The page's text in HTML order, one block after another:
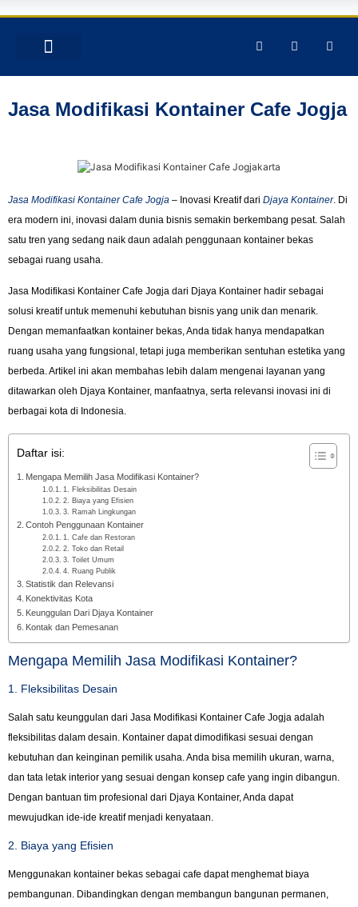
Jasa Modifikasi Kontainer Cafe Jogja
Jasa Modifikasi Kontainer Cafe Jogja – Inovasi Kreatif dari Djaya Kontainer. Di
era modern ini, inovasi dalam dunia bisnis semakin berkembang pesat. Salah
satu tren yang sedang naik daun adalah penggunaan kontainer bekas
sebagai ruang usaha.
Jasa Modifikasi Kontainer Cafe Jogja dari Djaya Kontainer hadir sebagai
solusi kreatif untuk memenuhi kebutuhan bisnis yang unik dan menarik.
Dengan memanfaatkan kontainer bekas, Anda tidak hanya mendapatkan
ruang usaha yang fungsional, tetapi juga memberikan sentuhan estetika yang
berbeda. Artikel ini akan membahas lebih dalam mengenai layanan yang
ditawarkan oleh Djaya Kontainer, manfaatnya, serta relevansi inovasi ini di
berbagai kota di Indonesia.
Daftar isi:
Mengapa Memilih Jasa Modifikasi Kontainer?
1. Fleksibilitas Desain
2. Biaya yang Efisien
3. Ramah Lingkungan
Contoh Penggunaan Kontainer
1. Cafe dan Restoran
2. Toko dan Retail
3. Toilet Umum
4. Ruang Publik
Statistik dan Relevansi
Konektivitas Kota
Keunggulan Dari Djaya Kontainer
Kontak dan Pemesanan
Mengapa Memilih Jasa Modifikasi Kontainer?
1. Fleksibilitas Desain
Salah satu keunggulan dari Jasa Modifikasi Kontainer Cafe Jogja adalah
fleksibilitas dalam desain. Kontainer dapat dimodifikasi sesuai dengan
kebutuhan dan keinginan pemilik usaha. Anda bisa memilih ukuran, warna,
dan tata letak interior yang sesuai dengan konsep cafe yang ingin dibangun.
Dengan bantuan tim profesional dari Djaya Kontainer, Anda dapat
mewujudkan ide-ide kreatif menjadi kenyataan.
2. Biaya yang Efisien
Menggunakan kontainer bekas sebagai cafe dapat menghemat biaya
pembangunan. Dibandingkan dengan membangun bangunan permanen,